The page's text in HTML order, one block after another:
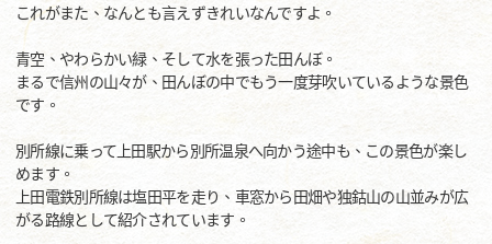
これがまた、なんとも言えずきれいなんですよ。
青空、やわらかい緑、そして水を張った田んぼ。
まるで信州の山々が、田んぼの中でもう一度芽吹いているような景色
です。
別所線に乗って上田駅から別所温泉へ向かう途中も、この景色が楽し
めます。
上田電鉄別所線は塩田平を走り、車窓から田畑や独鈷山の山並みが広
がる路線として紹介されています。